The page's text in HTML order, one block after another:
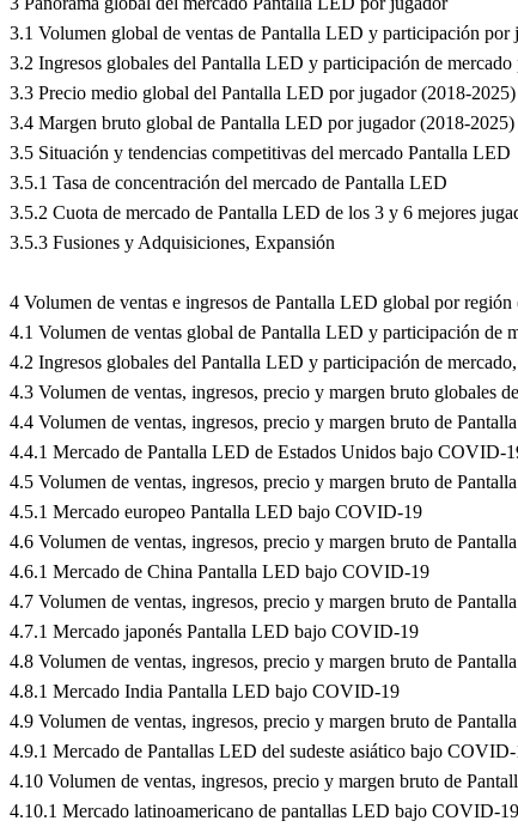
3.1 Volumen global de ventas de Pantalla LED y participación por
3.2 Ingresos globales del Pantalla LED y participación de
3.3 Precio medio global del Pantalla LED por jugador (2018-2025)
3.4 Margen bruto global de Pantalla LED por jugador (2018-2025)
3.5 Situación y tendencias competitivas del mercado Pantalla LED
3.5.1 Tasa de concentración del mercado de Pantalla LED
3.5.2 Cuota de mercado de Pantalla LED de los 3 y 6 mejores
3.5.3 Fusiones y Adquisiciones, Expansión
4 Volumen de ventas e ingresos de Pantalla LED global por
4.1 Volumen de ventas global de Pantalla LED y participación de
4.2 Ingresos globales del Pantalla LED y participación de
4.3 Volumen de ventas, ingresos, precio y margen bruto globales
4.4 Volumen de ventas, ingresos, precio y margen bruto de
4.4.1 Mercado de Pantalla LED de Estados Unidos bajo COVID-
4.5 Volumen de ventas, ingresos, precio y margen bruto de
4.5.1 Mercado europeo Pantalla LED bajo COVID-19
4.6 Volumen de ventas, ingresos, precio y margen bruto de
4.6.1 Mercado de China Pantalla LED bajo COVID-19
4.7 Volumen de ventas, ingresos, precio y margen bruto de
4.7.1 Mercado japonés Pantalla LED bajo COVID-19
4.8 Volumen de ventas, ingresos, precio y margen bruto de
4.8.1 Mercado India Pantalla LED bajo COVID-19
4.9 Volumen de ventas, ingresos, precio y margen bruto de
4.9.1 Mercado de Pantallas LED del sudeste asiático bajo
4.10 Volumen de ventas, ingresos, precio y margen bruto de
4.10.1 Mercado latinoamericano de pantallas LED bajo COVID-19